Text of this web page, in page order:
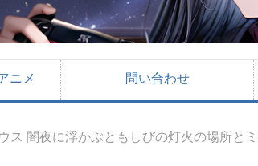
ニメ 問い合わせ
ス 闇夜に浮かぶともしびの灯火の場所と